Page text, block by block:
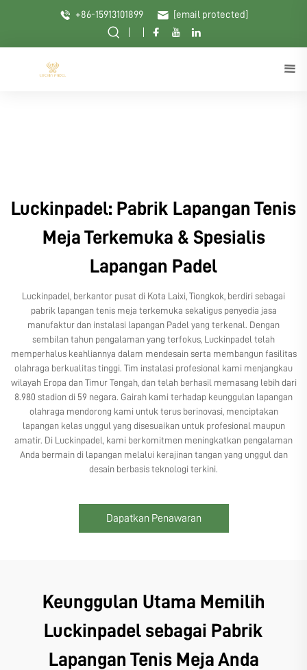
+86-15913101899 [email protected]
Luckinpadel: Pabrik Lapangan Tenis
Meja Terkemuka & Spesialis
Lapangan Padel
Luckinpadel, berkantor pusat di Kota Laixi, Tiongkok, berdiri sebagai
pabrik lapangan tenis meja terkemuka sekaligus penyedia jasa
manufaktur dan instalasi lapangan Padel yang terkenal. Dengan
sembilan tahun pengalaman yang terfokus, Luckinpadel telah
memperhalus keahliannya dalam mendesain serta membangun fasilitas
olahraga berkualitas tinggi. Tim instalasi profesional kami menjangkau
wilayah Eropa dan Timur Tengah, dan telah berhasil memasang lebih dari
8.980 stadion di 59 negara. Gairah kami terhadap keunggulan lapangan
olahraga mendorong kami untuk terus berinovasi, menciptakan
lapangan kelas unggul yang disesuaikan untuk profesional maupun
amatir. Di Luckinpadel, kami berkomitmen meningkatkan pengalaman
Anda bermain di lapangan melalui kerajinan tangan yang unggul dan
desain berbasis teknologi terkini.
Dapatkan Penawaran
Keunggulan Utama Memilih
Luckinpadel sebagai Pabrik
Lapangan Tenis Meja Anda